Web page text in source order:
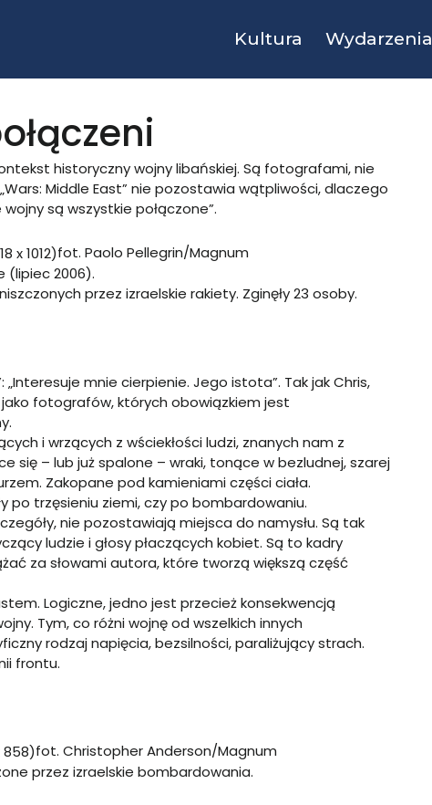
Kultura Wydarzenia
historyczny wojny libańskiej. Są fotografami, nie
Middle East” nie pozostawia wątpliwości, dlaczego
są wszystkie połączone”.
fot. Paolo Pellegrin/Magnum
(lipiec 2006).
przez izraelskie rakiety. Zginęły 23 osoby.
mnie cierpienie. Jego istota”. Tak jak Chris,
fotografów, których obowiązkiem jest
i wrzących z wściekłości ludzi, znanych nam z
się – lub już spalone – wraki, tonące w bezludnej, szarej
Zakopane pod kamieniami części ciała.
po trzęsieniu ziemi, czy po bombardowaniu.
nie pozostawiają miejsca do namysłu. Są tak
ludzie i głosy płaczących kobiet. Są to kadry
za słowami autora, które tworzą większą część
Logiczne, jedno jest przecież konsekwencją
Tym, co różni wojnę od wszelkich innych
rodzaj napięcia, bezsilności, paraliżujący strach.
frontu.
fot. Christopher Anderson/Magnum
przez izraelskie bombardowania.